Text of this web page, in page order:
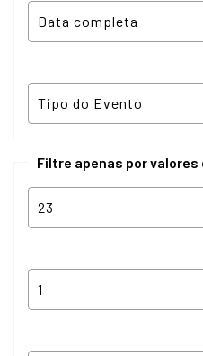
Filtre apenas por